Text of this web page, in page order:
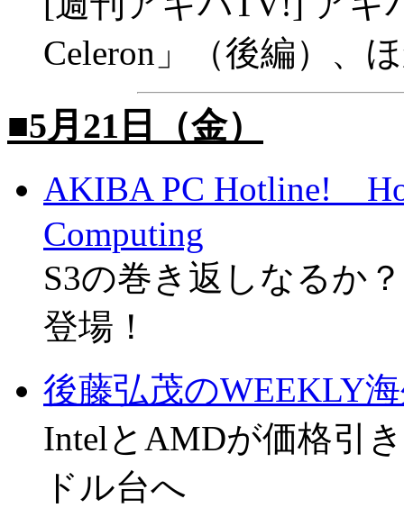
Celeron」（後編）、
■5月21日（金）
AKIBA PC Hotline!
Computing
S3の巻き返しなるか
登場！
後藤弘茂のWEEKLY
IntelとAMDが価格引
ドル台へ